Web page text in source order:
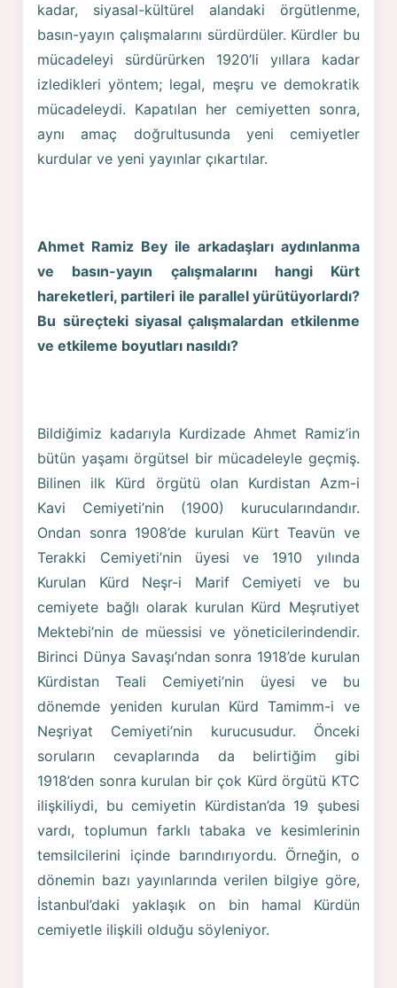
kadar, siyasal-kültürel alandaki örgütlenme,
basın-yayın çalışmalarını sürdürdüler. Kürdler bu
mücadeleyi sürdürürken 1920’li yıllara kadar
izledikleri yöntem; legal, meşru ve demokratik
mücadeleydi. Kapatılan her cemiyetten sonra,
aynı amaç doğrultusunda yeni cemiyetler
kurdular ve yeni yayınlar çıkartılar.
Ahmet Ramiz Bey ile arkadaşları aydınlanma
ve basın-yayın çalışmalarını hangi Kürt
hareketleri, partileri ile parallel yürütüyorlardı?
Bu süreçteki siyasal çalışmalardan etkilenme
ve etkileme boyutları nasıldı?
Bildiğimiz kadarıyla Kurdizade Ahmet Ramiz’in
bütün yaşamı örgütsel bir mücadeleyle geçmiş.
Bilinen ilk Kürd örgütü olan Kurdistan Azm-i
Kavi Cemiyeti’nin (1900) kurucularındandır.
Ondan sonra 1908’de kurulan Kürt Teavün ve
Terakki Cemiyeti’nin üyesi ve 1910 yılında
Kurulan Kürd Neşr-i Marif Cemiyeti ve bu
cemiyete bağlı olarak kurulan Kürd Meşrutiyet
Mektebi’nin de müessisi ve yöneticilerindendir.
Birinci Dünya Savaşı’ndan sonra 1918’de kurulan
Kürdistan Teali Cemiyeti’nin üyesi ve bu
dönemde yeniden kurulan Kürd Tamimm-i ve
Neşriyat Cemiyeti’nin kurucusudur. Önceki
soruların cevaplarında da belirtiğim gibi
1918’den sonra kurulan bir çok Kürd örgütü KTC
ilişkiliydi, bu cemiyetin Kürdistan’da 19 şubesi
vardı, toplumun farklı tabaka ve kesimlerinin
temsilcilerini içinde barındırıyordu. Örneğin, o
dönemin bazı yayınlarında verilen bilgiye göre,
İstanbul’daki yaklaşık on bin hamal Kürdün
cemiyetle ilişkili olduğu söyleniyor.